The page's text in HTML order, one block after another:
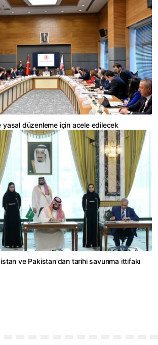
yasal düzenleme için acele edilecek
ve Pakistan'dan tarihi savunma ittifakı